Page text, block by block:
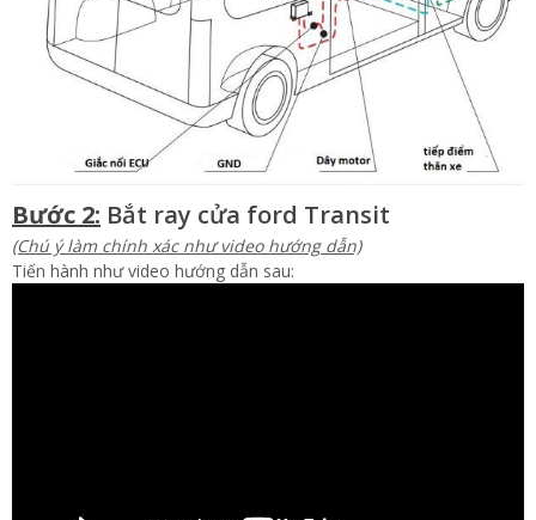
Bước 2: Bắt ray cửa ford Transit
(Chú ý làm chính xác như video hướng dẫn)
Tiến hành như video hướng dẫn sau: